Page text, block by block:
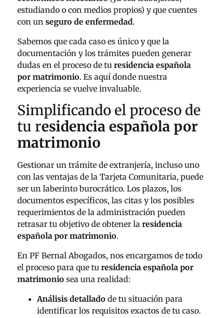
estudiando o con medios propios) y que cuentes
con un seguro de enfermedad.
Sabemos que cada caso es único y que la
documentación y los trámites pueden generar
dudas en el proceso de tu residencia española
por matrimonio. Es aquí donde nuestra
experiencia se vuelve invaluable.
Simplificando el proceso de
tu residencia española por
matrimonio
Gestionar un trámite de extranjería, incluso uno
con las ventajas de la Tarjeta Comunitaria, puede
ser un laberinto burocrático. Los plazos, los
documentos específicos, las citas y los posibles
requerimientos de la administración pueden
retrasar tu objetivo de obtener la residencia
española por matrimonio.
En PF Bernal Abogados, nos encargamos de todo
el proceso para que tu residencia española por
matrimonio sea una realidad:
Análisis detallado de tu situación para
identificar los requisitos exactos de tu caso.